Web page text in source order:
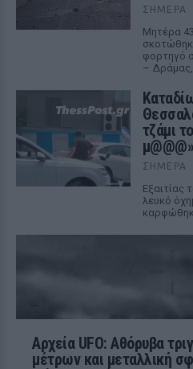
ΣΉΜΕΡΑ
Μητέρα
φορτηγό
–
τζάμι
ΣΉΜΕΡΑ
Εξαιτίας
λευκό
Αρχεία UFO: Αθόρυβα
μέτρων και μεταλλική